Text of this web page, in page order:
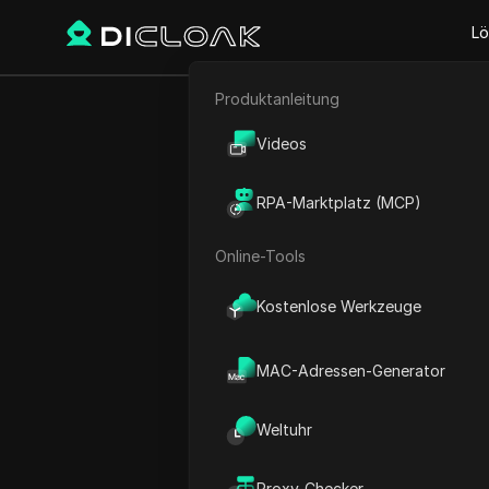
E-Commerce
Produktanleitung
Videos
RPA-Marktplatz (MCP)
Online-Tools
Kostenlose Werkzeuge
MAC-Adressen-Generator
Weltuhr
Zurück
Sandra Anderson
Ein einziger überladener
einfrieren,